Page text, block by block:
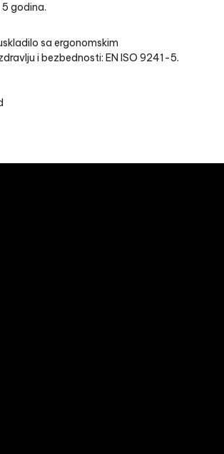
godina.
sa ergonomskim
i bezbednosti: EN ISO 9241-5.